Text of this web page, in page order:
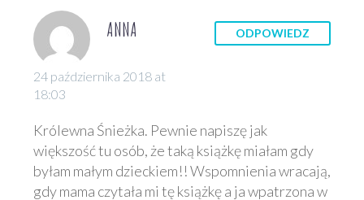
ANNA
24 października 2018 at
18:03
ODPOWIEDZ
Królewna Śnieżka. Pewnie napiszę jak
większość tu osób, że taką książkę miałam gdy
byłam małym dzieckiem!! Wspomnienia wracają,
gdy mama czytała mi tę książkę a ja wpatrzona w